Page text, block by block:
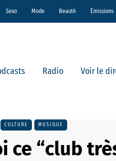
Sexo Mode Beauté Émissions
Radio Voir le
CULTURE MUSIQUE
ce “club